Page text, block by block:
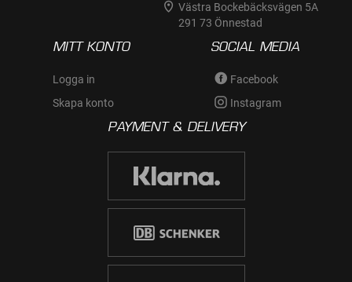
Västra Bockebäcksvägen 5A
291 73 Önnestad
MITT KONTO
Logga in
Skapa konto
SOCIAL MEDIA
Facebook
Instagram
PAYMENT & DELIVERY